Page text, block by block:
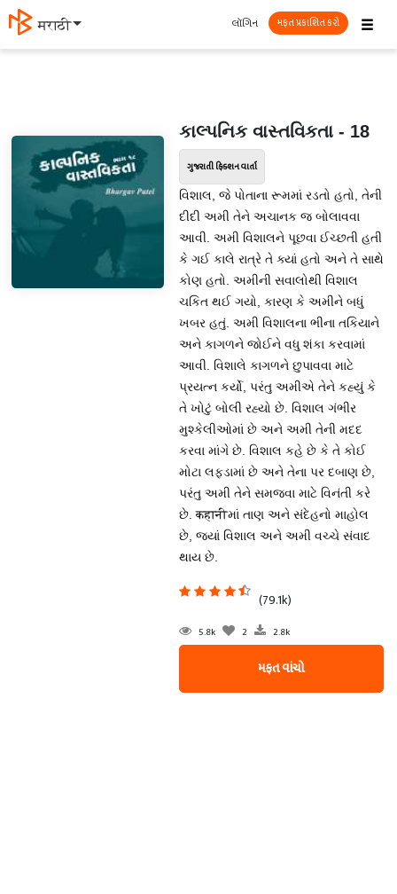
मराठी ☰
લૉગિન મફત પ્રકાશિત કરો
કાલ્પનિક વાસ્તવિકતા - 18
ગુજરાતી ફિક્શન વાર્તા
વિશાલ, જે પોતાના રૂમમાં રડતો હતો, તેની
દીદી અમી તેને અચાનક જ બોલાવવા
આવી. અમી વિશાલને પૂછવા ઈચ્છતી હતી
કે ગઈ કાલે રાત્રે તે ક્યાં હતો અને તે સાથે
કોણ હતો. અમીની સવાલોથી વિશાલ
ચકિત થઈ ગયો, કારણ કે અમીને બધું
ખબર હતું. અમી વિશાલના ભીના તકિયાને
અને કાગળને જોઈને વધુ શંકા કરવામાં
આવી. વિશાલે કાગળને છુપાવવા માટે
પ્રયત્ન કર્યો, પરંતુ અમીએ તેને કહ્યું કે
તે ખોટું બોલી રહ્યો છે. વિશાલ ગંભીર
મુશ્કેલીઓમાં છે અને અમી તેની મદદ
કરવા માંગે છે. વિશાલ કહે છે કે તે કોઈ
મોટા લફડામાં છે અને તેના પર દબાણ છે,
પરંતુ અમી તેને સમજવા માટે વિનંતી કરે
છે. कहानीમાં તાણ અને સંદેહનો માહોલ
છે, જ્યાં વિશાલ અને અમી વચ્ચે સંવાદ
થાય છે.
(79.1k)
5.8k 2 2.8k
મફત વાંચો